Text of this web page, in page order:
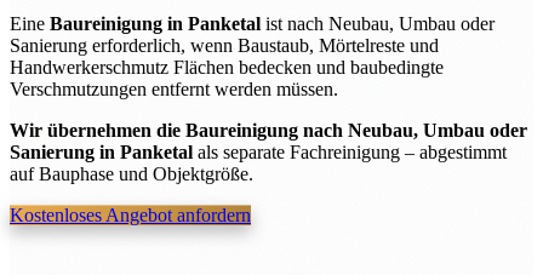
Eine Baureinigung in Panketal ist nach Neubau, Umbau oder
Sanierung erforderlich, wenn Baustaub, Mörtelreste und
Handwerkerschmutz Flächen bedecken und baubedingte
Verschmutzungen entfernt werden müssen.
Wir übernehmen die Baureinigung nach Neubau, Umbau oder
Sanierung in Panketal als separate Fachreinigung – abgestimmt
auf Bauphase und Objektgröße.
Kostenloses Angebot anfordern